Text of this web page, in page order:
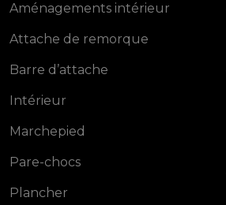
Aménagements intérieur
Attache de remorque
Barre d’attache
Intérieur
Marchepied
Pare-chocs
Plancher